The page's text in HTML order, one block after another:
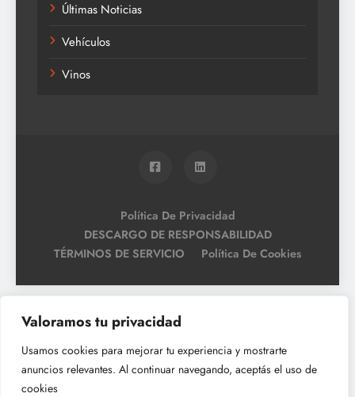
Valoramos tu privacidad
Usamos cookies para mejorar tu experiencia y mostrarte
anuncios relevantes. Al continuar navegando, aceptás el uso de
cookies
Últimas Noticias
Vehículos
Vinos
Política De Privacidad
DESCARGO DE RESPONSABILIDAD
TÉRMINOS DE SERVICIO
Política De Cookies